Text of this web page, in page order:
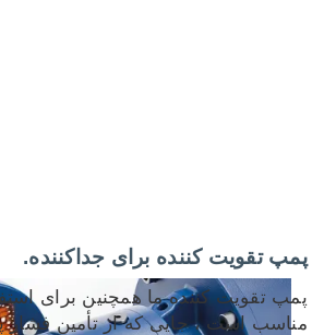
پمپ تقویت کننده برای جداکننده.
پمپ تقویت کننده ما همچنین برای
مناسب است ، جایی که از تأمین فشار